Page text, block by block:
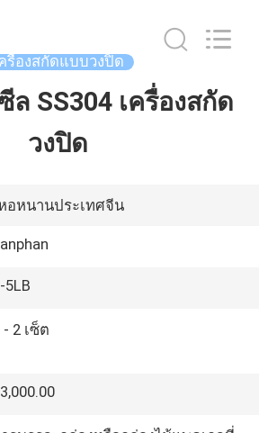
รื่องสกัดแบบวงปิด
SS304 เครื่องสกัด
วงปิด
อหนานประเทศจีน
5LB
- 2 เซ็ต